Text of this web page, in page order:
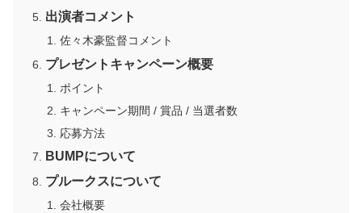
出演者コメント
佐々木豪監督コメント
プレゼントキャンペーン概要
ポイント
キャンペーン期間 / 賞品 / 当選者数
応募方法
BUMPについて
プルークスについて
会社概要